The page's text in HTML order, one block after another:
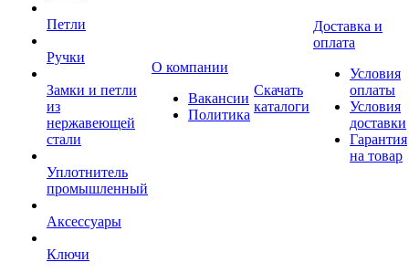
Петли
Ручки
Замки и петли
из
нержавеющей
стали
Уплотнитель
промышленный
Аксессуары
Ключи
О компании
Вакансии
Политика
Скачать
каталоги
Доставка и
оплата
Условия
оплаты
Условия
доставки
Гарантия
на товар